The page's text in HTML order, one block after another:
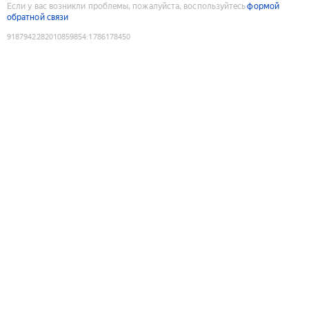
Если у вас возникли проблемы, пожалуйста, воспользуйтесьформой
обратной связи
9187942282010859854:1786178450